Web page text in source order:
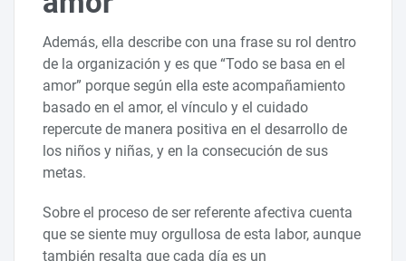
Además, ella describe con una frase su rol dentro
de la organización y es que “Todo se basa en el
amor” porque según ella este acompañamiento
basado en el amor, el vínculo y el cuidado
repercute de manera positiva en el desarrollo de
los niños y niñas, y en la consecución de sus
metas.
Sobre el proceso de ser referente afectiva cuenta
que se siente muy orgullosa de esta labor, aunque
también resalta que cada día es un